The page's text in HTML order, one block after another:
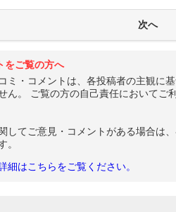
をご覧の方へ
ミ・コメントは、各投稿者の主観に
ん。 ご覧の方の自己責任においてご
してご意見・コメントがある場合は
。
はこちらをご覧ください。